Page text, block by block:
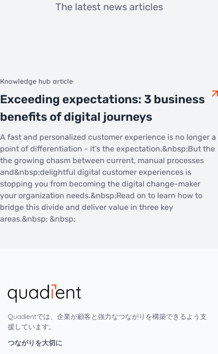
The latest news articles
Knowledge hub article
Exceeding expectations: 3 business
benefits of digital journeys
A fast and personalized customer experience is no longer a
point of differentiation - it’s the expectation.&nbsp;But the
the growing chasm between current, manual processes
and&nbsp;delightful digital customer experiences is
stopping you from becoming the digital change-maker
your organization needs.&nbsp;Read on to learn how to
bridge this divide and deliver value in three key
areas.&nbsp; &nbsp;
Quadientでは、企業が顧客と強力なつながりを構築できるよう支
援しています。
つながりを大切に